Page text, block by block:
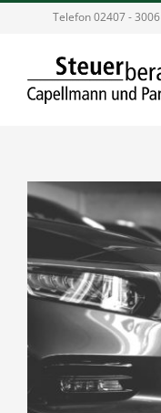
Telefon 02407 - 3006